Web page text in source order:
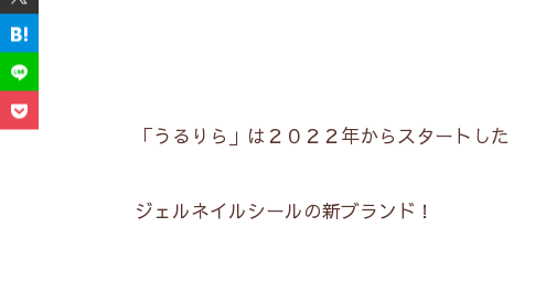
「うるりら」は２０２２年からスタートした
ジェルネイルシールの新ブランド！